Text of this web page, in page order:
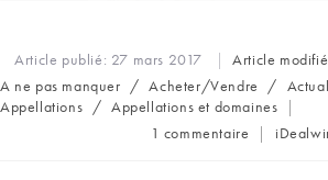
Article publié: 27 mars 2017 Article
Post
category:
A ne pas manquer / Acheter/Vendre /
Appellations / Appellations et domaines
Commentaires
1 commentaire
Auteur/